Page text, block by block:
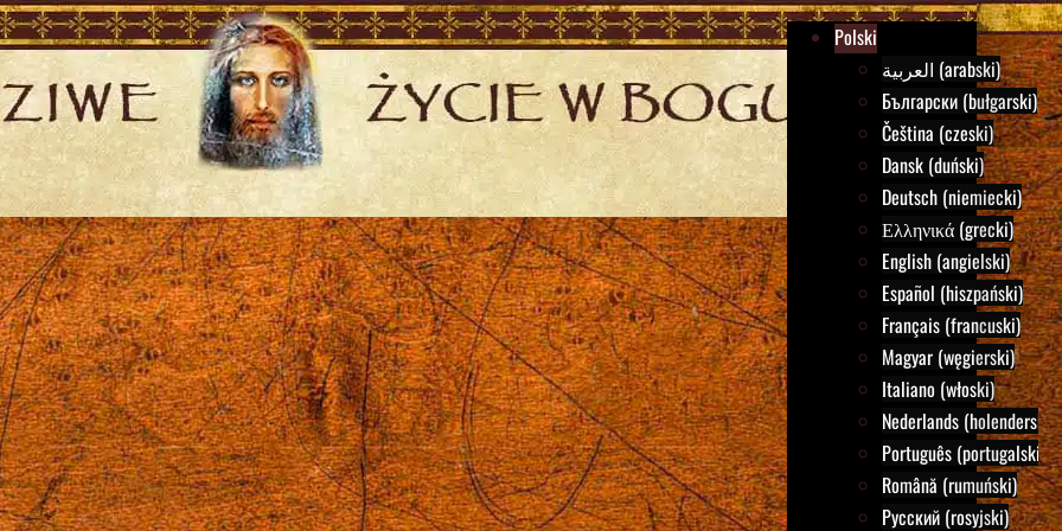
Polski
العربية (arabski)
Български (bułgarski)
Čeština (czeski)
Dansk (duński)
Deutsch (niemiecki)
Ελληνικά (grecki)
English (angielski)
Español (hiszpański)
Français (francuski)
Magyar (węgierski)
Italiano (włoski)
Nederlands (holenderski)
Português (portugalski)
Română (rumuński)
Русский (rosyjski)